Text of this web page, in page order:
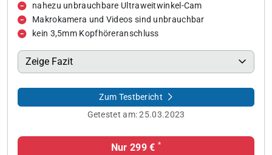
nahezu unbrauchbare Ultraweitwinkel-Cam
Makrokamera und Videos sind unbrauchbar
kein 3,5mm Kopfhöreranschluss
Zeige Fazit
Zum Testbericht
Getestet am:25.03.2023
Nur 299 € *